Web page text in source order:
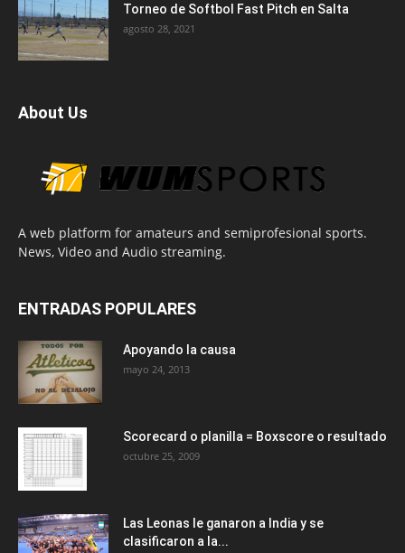
Torneo de Softbol Fast Pitch en Salta
agosto 28, 2021
About Us
A web platform for amateurs and semiprofesional sports.
News, Video and Audio streaming.
ENTRADAS POPULARES
Apoyando la causa
mayo 24, 2013
Scorecard o planilla = Boxscore o resultado
octubre 25, 2009
Las Leonas le ganaron a India y se
clasificaron a la...